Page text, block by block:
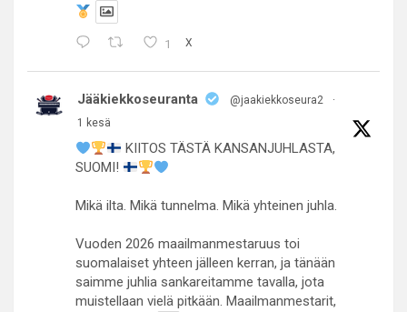
1 X
Jääkiekkoseuranta @jaakiekkoseura2
·
1 kesä
KIITOS TÄSTÄ KANSANJUHLASTA,
SUOMI!
Mikä ilta. Mikä tunnelma. Mikä yhteinen juhla.
Vuoden 2026 maailmanmestaruus toi
suomalaiset yhteen jälleen kerran, ja tänään
saimme juhlia sankareitamme tavalla, jota
muistellaan vielä pitkään. Maailmanmestarit,